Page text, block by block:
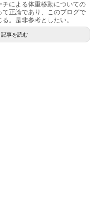
による体重移動についての
正論であり、このブログで
。是非参考としたい。
記事を読む